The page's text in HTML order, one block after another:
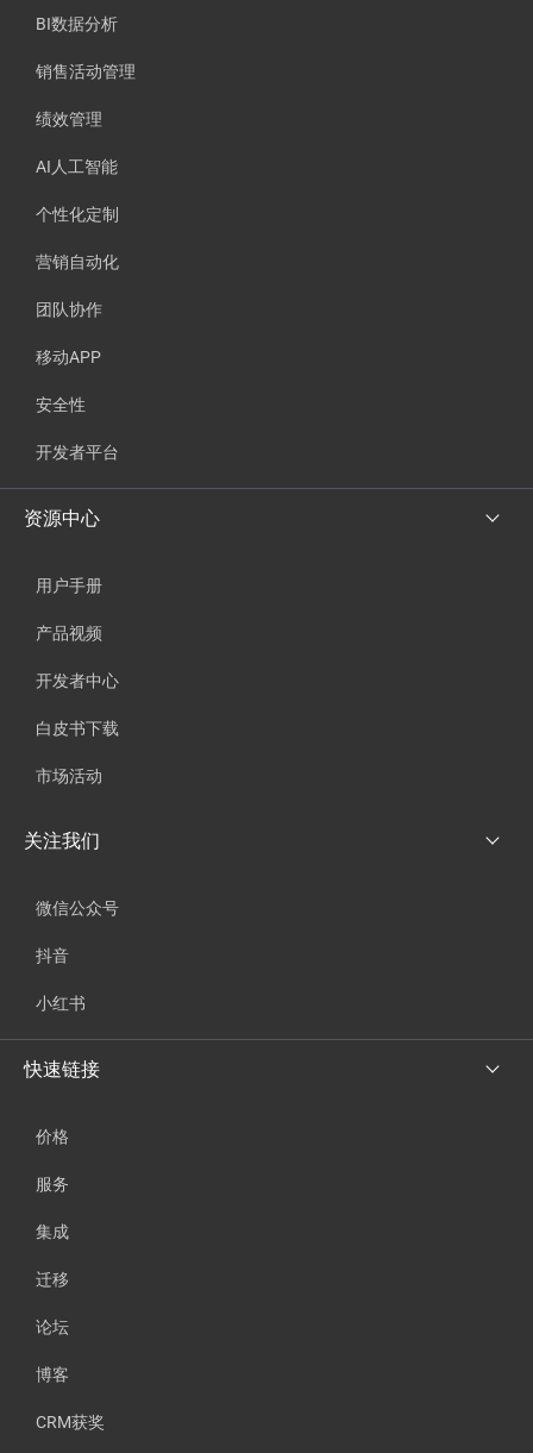
BI数据分析
销售活动管理
绩效管理
AI人工智能
个性化定制
营销自动化
团队协作
移动APP
安全性
开发者平台
资源中心
用户手册
产品视频
开发者中心
白皮书下载
市场活动
关注我们
微信公众号
抖音
小红书
快速链接
价格
服务
集成
迁移
论坛
博客
CRM获奖